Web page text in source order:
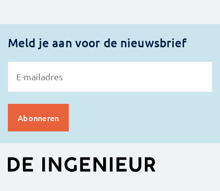
Meld je aan voor de nieuwsbrief